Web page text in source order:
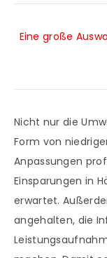
Eine große
Nicht nur die
Form von
Anpassungen
Einsparungen in
erwartet.
angehalten, die